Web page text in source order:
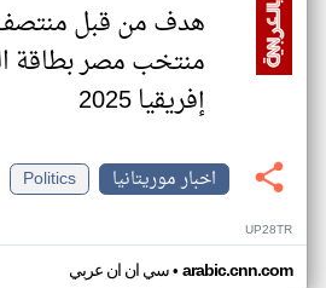
هدف من قبل
منتخب مصر بطاقة
إفريقيا 2025
اخبار موريتانيا
Politics
UP28TR
سي ان ان عربي• arabic.cnn.com